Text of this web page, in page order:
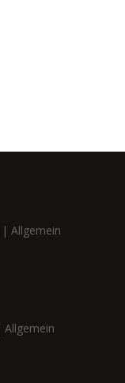
| Allgemein
Allgemein